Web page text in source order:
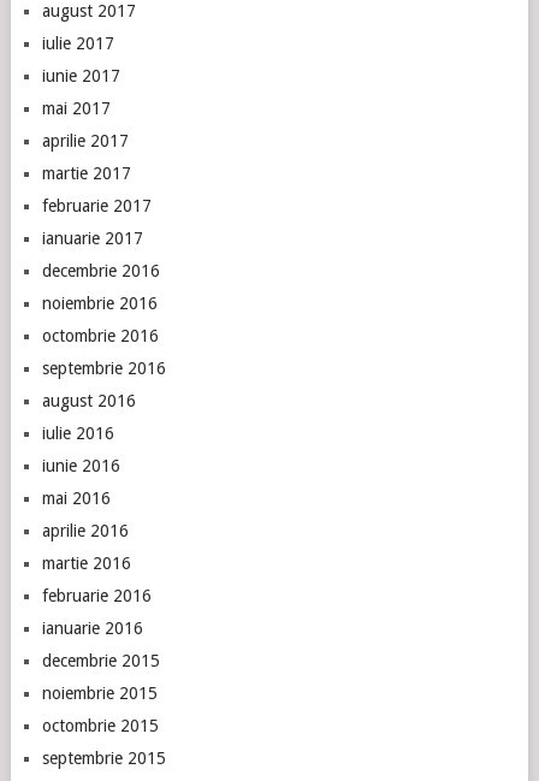
august 2017
iulie 2017
iunie 2017
mai 2017
aprilie 2017
martie 2017
februarie 2017
ianuarie 2017
decembrie 2016
noiembrie 2016
octombrie 2016
septembrie 2016
august 2016
iulie 2016
iunie 2016
mai 2016
aprilie 2016
martie 2016
februarie 2016
ianuarie 2016
decembrie 2015
noiembrie 2015
octombrie 2015
septembrie 2015